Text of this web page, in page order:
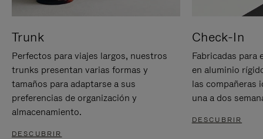
Trunk
Perfectos para viajes largos, nuestros
trunks presentan varias formas y
tamaños para adaptarse a sus
preferencias de organización y
almacenamiento.
DESCUBRIR
Check-In
Fabricadas para
en aluminio
las compañeras
una a dos
DESCUBRIR